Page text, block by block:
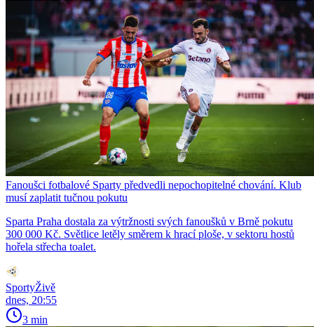
Fanoušci fotbalové Sparty předvedli nepochopitelné chování. Klub
musí zaplatit tučnou pokutu
Sparta Praha dostala za výtržnosti svých fanoušků v Brně pokutu
300 000 Kč. Světlice letěly směrem k hrací ploše, v sektoru hostů
hořela střecha toalet.
SportyŽivě
dnes, 20:55
3 min